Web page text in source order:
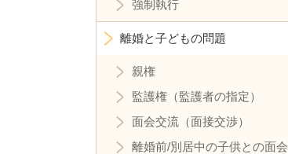
強制執行
離婚と子どもの問題
親権
監護権（監護者の指定）
面会交流（面接交渉）
離婚前/別居中の子供との面会